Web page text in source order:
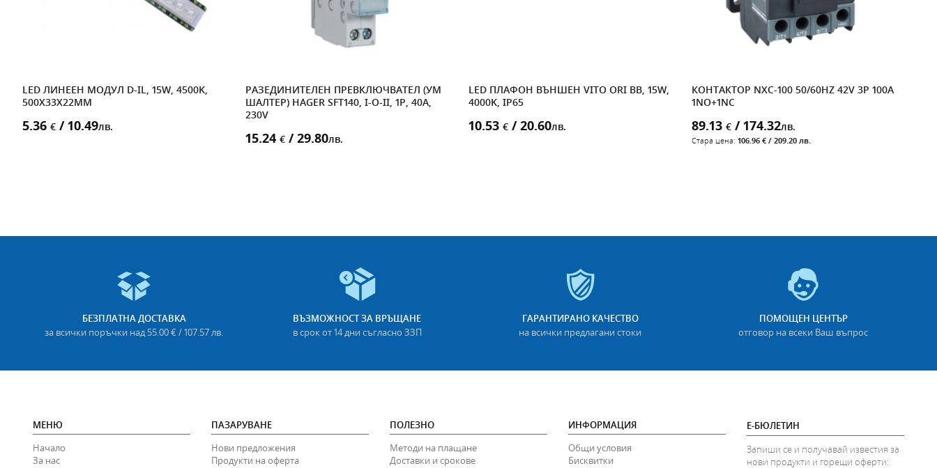
LED ЛИНЕЕН МОДУЛ D-IL, 15W, 4500K,
500X33X22MM
5.36 € / 10.49лв.
РАЗЕДИНИТЕЛЕН ПРЕВКЛЮЧВАТЕЛ (УМ
ШАЛТЕР) HAGER SFT140, I-O-II, 1P, 40A,
230V
15.24 € / 29.80лв.
LED ПЛАФОН ВЪНШЕН VITO ORI BB, 15W,
4000K, IP65
10.53 € / 20.60лв.
КОНТАКТОР NXC-100 50/60HZ 42V 3P 100A
1NO+1NC
89.13 € / 174.32лв.
Стара цена: 106.96 € / 209.20 лв.
БЕЗПЛАТНА ДОСТАВКА
за всички поръчки над 55.00 € / 107.57 лв.
ВЪЗМОЖНОСТ ЗА ВРЪЩАНЕ
в срок от 14 дни съгласно ЗЗП
ГАРАНТИРАНО КАЧЕСТВО
на всички предлагани стоки
ПОМОЩЕН ЦЕНТЪР
отговор на всеки Ваш въпрос
МЕНЮ
Начало
За нас
ПАЗАРУВАНЕ
Нови предложения
Продукти на оферта
ПОЛЕЗНО
Методи на плащане
Доставки и срокове
ИНФОРМАЦИЯ
Общи условия
Бисквитки
Е-БЮЛЕТИН
Запиши се и получавай известия за
нови продукти и горещи оферти: